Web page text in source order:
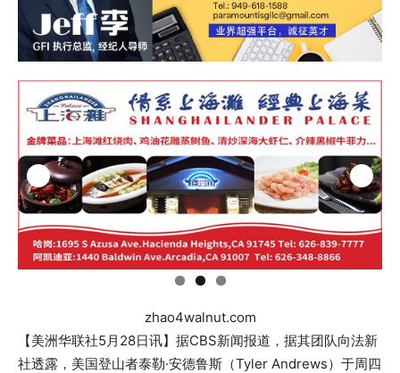
zhao4walnut.com
【美洲华联社5月28日讯】据CBS新闻报道，据其团队向法新
社透露，美国登山者泰勒·安德鲁斯（Tyler Andrews）于周四